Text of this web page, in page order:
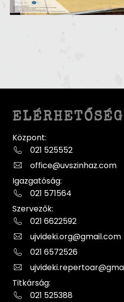
Központ:
021 525552
office@uvszinhaz.com
Igazgatóság:
021 571564
Szervezők:
021 6622592
ujvideki.org@gmail.com
021 6572526
Titkárság:
021 525388